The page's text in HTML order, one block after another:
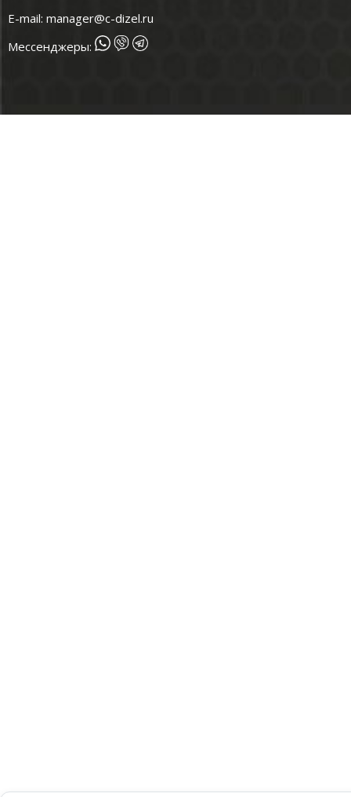
E-mail: manager@c-dizel.ru
Мессенджеры: